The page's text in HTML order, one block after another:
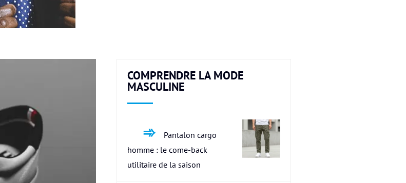
COMPRENDRE LA MODE
MASCULINE
Pantalon cargo
homme : le come-back
utilitaire de la saison